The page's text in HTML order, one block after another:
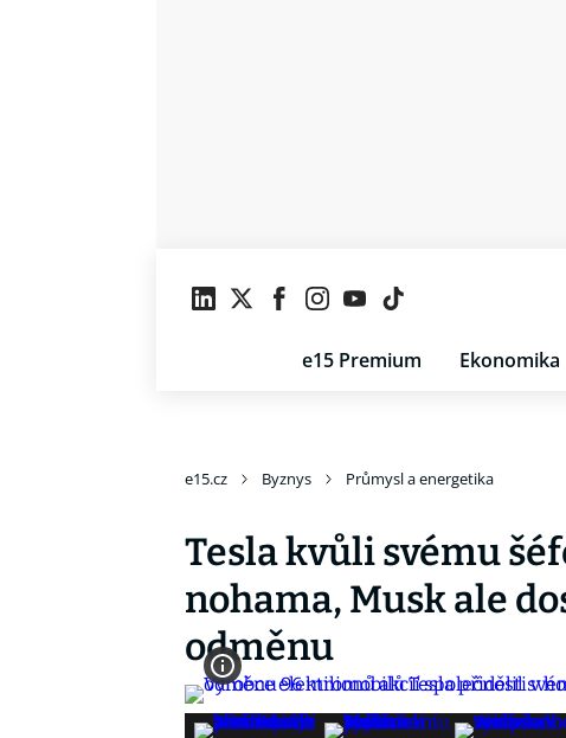
e15 Premium Ekonomika
e15.cz Byznys Průmysl a energetika
Tesla kvůli svému
nohama, Musk ale
odměnu